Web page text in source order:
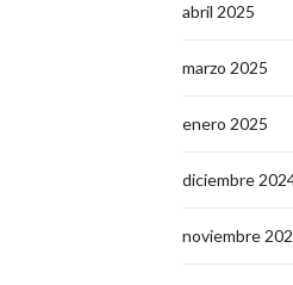
abril 2025
marzo 2025
enero 2025
diciembre
noviembre